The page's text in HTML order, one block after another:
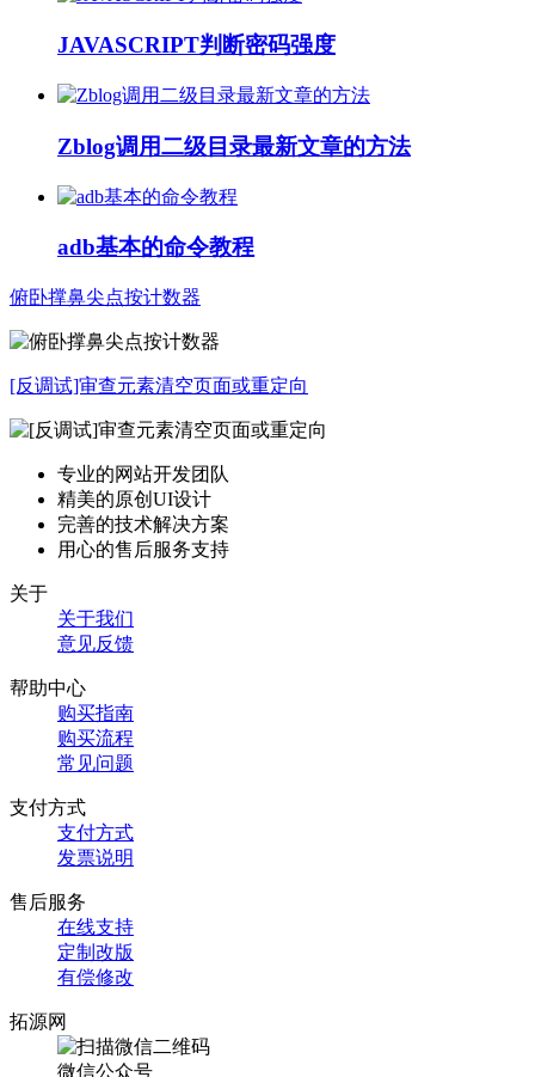
JAVASCRIPT判断密码强度
Zblog调用二级目录最新文章的方法
adb基本的命令教程
俯卧撑鼻尖点按计数器
[反调试]审查元素清空页面或重定向
专业的网站开发团队
精美的原创UI设计
完善的技术解决方案
用心的售后服务支持
关于
关于我们
意见反馈
帮助中心
购买指南
购买流程
常见问题
支付方式
支付方式
发票说明
售后服务
在线支持
定制改版
有偿修改
拓源网
微信公众号